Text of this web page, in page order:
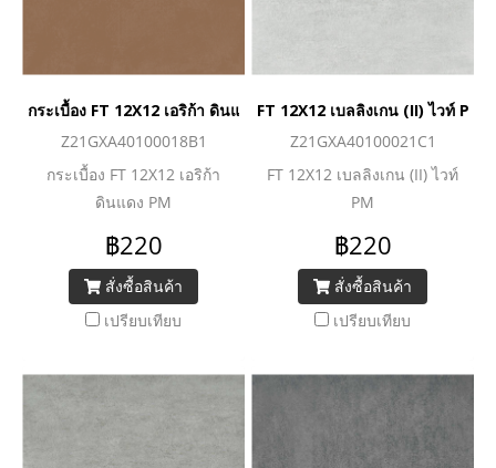
กระเบื้อง FT 12X12 เอริก้า ดินแดง PM
Z21GXA40100018B1
กระเบื้อง FT 12X12 เอริก้า
ดินแดง PM
฿220
สั่งซื้อสินค้า
เปรียบเทียบ
FT 12X12 เบลลิงเกน (II) ไวท์ PM
Z21GXA40100021C1
FT 12X12 เบลลิงเกน (II) ไวท์
PM
฿220
สั่งซื้อสินค้า
เปรียบเทียบ